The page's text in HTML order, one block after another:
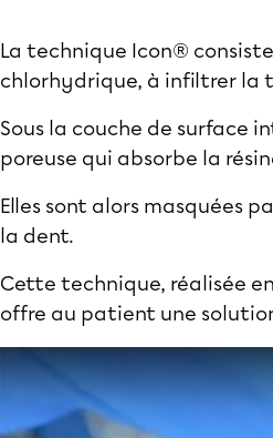
La technique Icon®
chlorhydrique, à infiltrer la
Sous la couche de surface
poreuse qui absorbe la
Elles sont alors masquées
la dent.
Cette technique, réalisée
offre au patient une